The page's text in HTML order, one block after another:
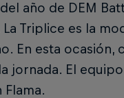
año de DEM
Triplice es la
En esta
jornada. El
Flama.